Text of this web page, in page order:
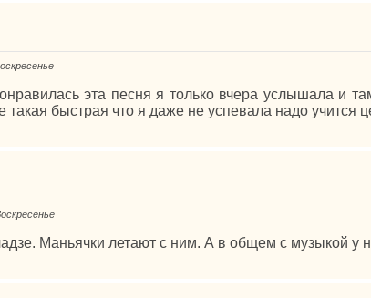
эта песня я только вчера услышала и
такая быстрая что я даже не успевала надо учится
Маньячки летают с ним. А в общем с музыкой у